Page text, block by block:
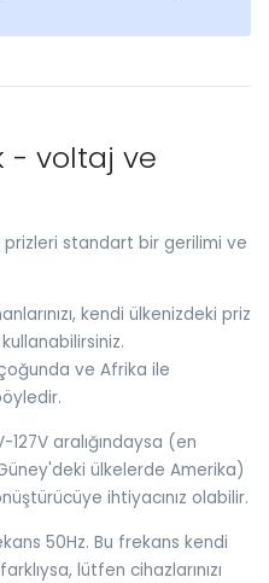
- voltaj ve
standart bir gerilimi ve
kendi ülkenizdeki priz
ve Afrika ile
aralığındaysa (en
ülkelerde Amerika)
ihtiyacınız olabilir.
50Hz. Bu frekans kendi
lütfen cihazlarınızı